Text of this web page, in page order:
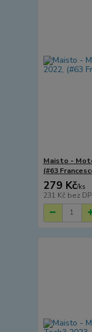
Maisto -
(#63
279 Kč/ks
231 Kč bez